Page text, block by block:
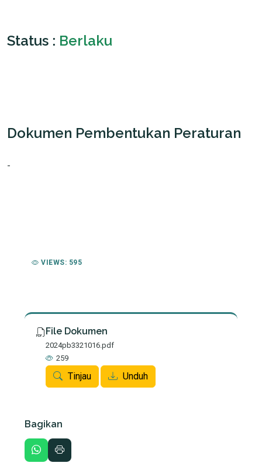
Status : Berlaku
Dokumen Pembentukan Peraturan
-
VIEWS: 595
File Dokumen
2024pb3321016.pdf
259
Tinjau Unduh
Bagikan